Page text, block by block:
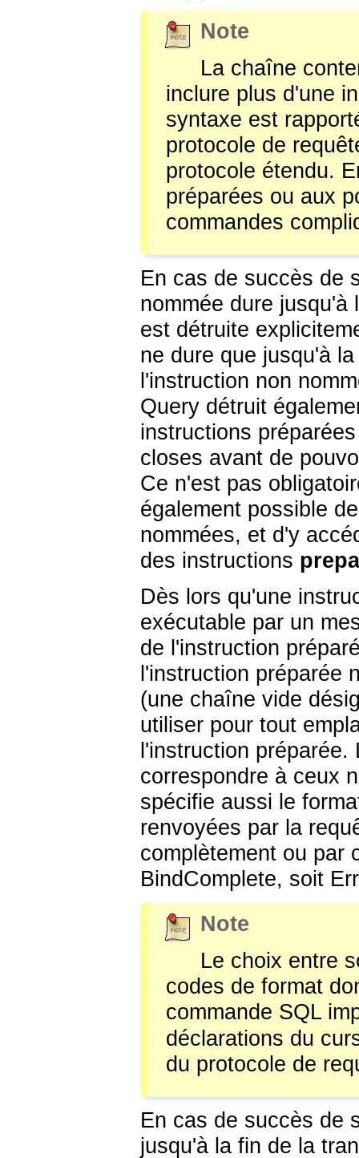
Note
La chaîne
inclure plus d'une
syntaxe est
protocole de
protocole étendu.
préparées ou aux
commandes
En cas de succès de
nommée dure
est détruite
ne dure que jusqu'à
l'instruction non
Query détruit
instructions
closes avant de
Ce n'est pas
également possible
nommées, et d'y
des instructions
Dès lors qu'une
exécutable par un
de l'instruction
l'instruction préparée
(une chaîne vide
utiliser pour tout
l'instruction
correspondre à ceux
spécifie aussi le
renvoyées par la
complètement ou par
BindComplete, soit
Note
Le choix entre
codes de format
commande SQL
déclarations du
du protocole de
En cas de succès de
jusqu'à la fin de la